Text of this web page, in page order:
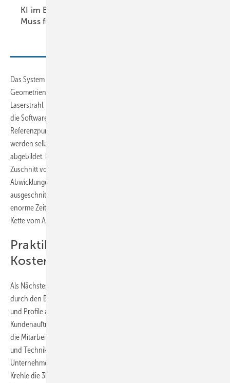
KI im Bauwesen: Ein
Muss für die
Das System ermöglicht das millimetergenaue Erfassen komplexer
Geometrien durch einfaches Anvisieren der Messpunkte mit einem
Laserstrahl. Während der Laser die Punkte im Raum fixiert, zeichnet
die Software die Konturen digital nach und überträgt die
Referenzpunkte nahezu zeitgleich in eine CAD-Zeichnung. Dabei
werden selbst komplexe Radien und organische Schwünge präzise
abgebildet. Im Anschluss werden die Daten übertragen und zum
Zuschnitt vorbereitet. Die Gäste erleben live, wie die entsprechenden
Abwicklungen auf der hauseigenen Laserschneidanlage präzise
ausgeschnitten werden. Dieser direkte Workflow verdeutlicht die
enorme Zeitersparnis und Fehlervermeidung, die durch die digitale
Kette vom Aufmaß bis zur Maschine möglich sind.
Praktiker kommen voll auf ihre
Kosten
Als Nächstes führen Patrick Würzinger und Hannes Gayer die Gäste
durch den Betrieb. Gayer präsentiert zahlreiche gebogene Bauteile
und Profile aus Kupfer und Zink – viele davon aus aktuellen
Kundenaufträgen. Nach dem Besuch des Krehle-Showrooms setzen
die ­Mitarbeiter zum Endspurt an: Geschäftsführer Michael Schmidt
und Techniker Michele Dal Ponte stellen einige Großprojekte des
Unternehmens vor. Hannes Gayer erläutert anschließend, wie bei
Krehle die 3D-Planung, die Logistik und die Kundenbetreuung Hand in